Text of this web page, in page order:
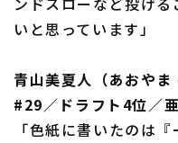
いと思っています」
青山美夏人（あおや
#29／ドラフト4位／
「色紙に書いたのは